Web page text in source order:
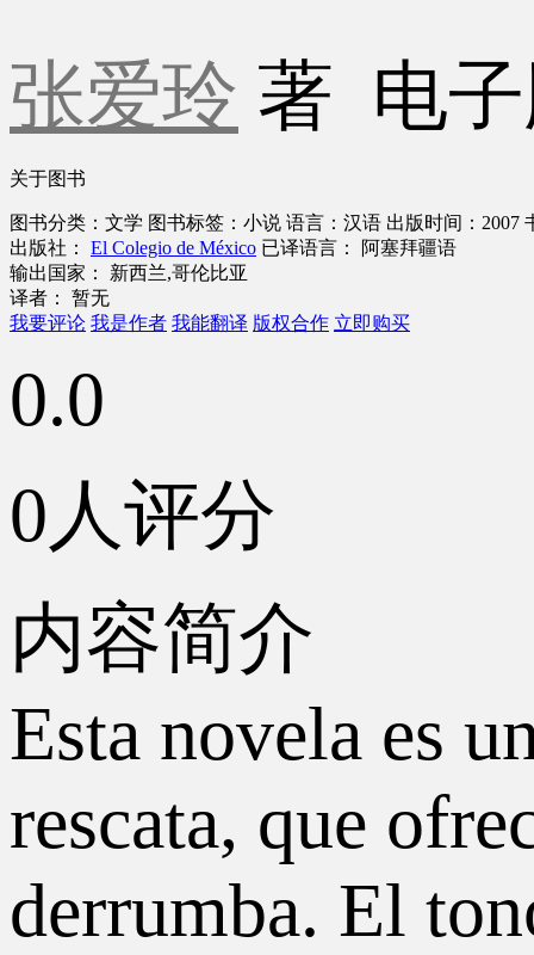
张爱玲 著 电
关于图书
图书分类：文学 图书标签：小说 语言：汉语 出版时间：2007
出版社： El Colegio de México 已译语言： 阿塞拜疆语
输出国家： 新西兰,哥伦比亚
译者： 暂无
我要评论 我是作者 我能翻译 版权合作 立即购买
0.0
0人评分
内容简介
Esta novela es
rescata, que
derrumba. El